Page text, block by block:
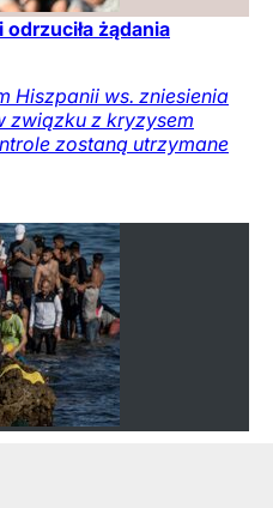
żądania
Hiszpanii ws. zniesienia
związku z kryzysem
zostaną utrzymane